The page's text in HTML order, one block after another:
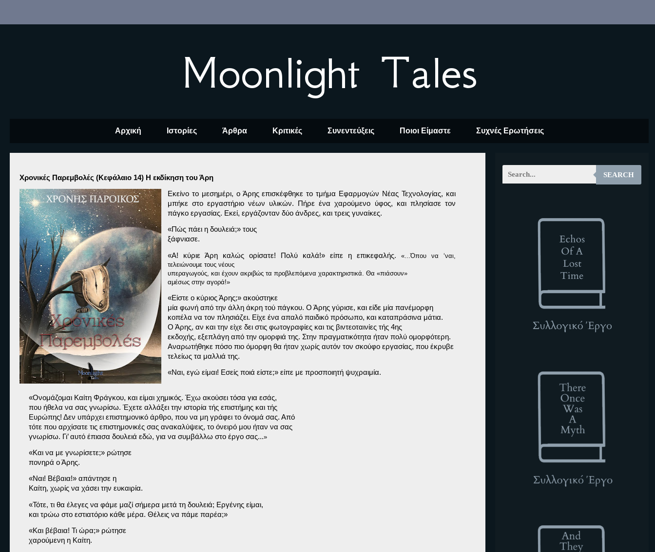
Moonlight Tales
Αρχική Ιστορίες Άρθρα Κριτικές Συνεντεύξεις Ποιοι Είμαστε Συχνές Ερωτήσεις
Χρονικές Παρεμβολές (Κεφάλαιο 14) Η εκδίκηση του Άρη
Εκείνο το μεσημέρι, ο Άρης επισκέφθηκε το τμήμα Εφαρμογών Νέας Τεχνολογίας, και
μπήκε στο εργαστήριο νέων υλικών. Πήρε ένα χαρούμενο ύφος, και πλησίασε τον
πάγκο εργασίας. Εκεί, εργάζονταν δύο άνδρες, και τρεις γυναίκες.
«Πώς πάει η δουλειά;» τους
ξάφνιασε.
«Α! κύριε Άρη καλώς ορίσατε! Πολύ καλά!» είπε η επικεφαλής. «...Όπου να ‘ναι,
τελειώνουμε τους νέους
υπεραγωγούς, και έχουν ακριβώς τα προβλεπόμενα χαρακτηριστικά. Θα «πιάσουν»
αμέσως στην αγορά!»
«Είστε ο κύριος Άρης;» ακούστηκε
μία φωνή από την άλλη άκρη τού πάγκου. Ο Άρης γύρισε, και είδε μία πανέμορφη
κοπέλα να τον πλησιάζει. Είχε ένα απαλό παιδικό πρόσωπο, και καταπράσινα μάτια.
Ο Άρης, αν και την είχε δει στις φωτογραφίες και τις βιντεοταινίες τής 4ης
εκδοχής, εξεπλάγη από την ομορφιά της. Στην πραγματικότητα ήταν πολύ ομορφότερη.
Αναρωτήθηκε πόσο πιο όμορφη θα ήταν χωρίς αυτόν τον σκούφο εργασίας, που έκρυβε
τελείως τα μαλλιά της.
«Ναι, εγώ είμαι! Εσείς ποιά είστε;» είπε με προσποιητή ψυχραιμία.
«Ονομάζομαι Καίτη Φράγκου, και είμαι χημικός. Έχω ακούσει τόσα για εσάς,
που ήθελα να σας γνωρίσω. Έχετε αλλάξει την ιστορία τής επιστήμης και τής
Ευρώπης! Δεν υπάρχει επιστημονικό άρθρο, που να μη γράφει το όνομά σας. Από
τότε που αρχίσατε τις επιστημονικές σας ανακαλύψεις, το όνειρό μου ήταν να σας
γνωρίσω. Γι’ αυτό έπιασα δουλειά εδώ, για να συμβάλλω στο έργο σας...»
«Και να με γνωρίσετε;» ρώτησε
πονηρά ο Άρης.
«Ναι! Βέβαια!» απάντησε η
Καίτη, χωρίς να χάσει την ευκαιρία.
«Τότε, τι θα έλεγες να φάμε μαζί σήμερα μετά τη δουλειά; Εργένης είμαι,
και τρώω στο εστιατόριο κάθε μέρα. Θέλεις να πάμε παρέα;»
«Και βέβαια! Τι ώρα;» ρώτησε
χαρούμενη η Καίτη.
SEARCH